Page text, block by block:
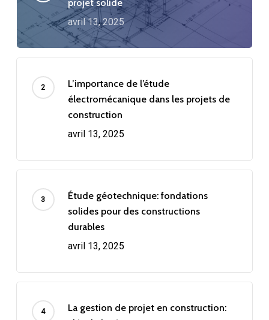
projet solide
avril 13, 2025
L’importance de l’étude
électromécanique dans les projets de
construction
avril 13, 2025
Étude géotechnique: fondations
solides pour des constructions
durables
avril 13, 2025
La gestion de projet en construction: